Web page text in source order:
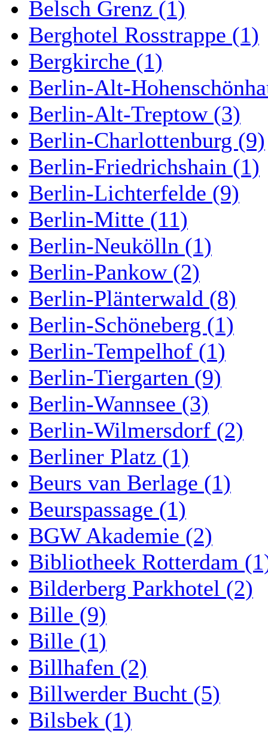
Belsch Grenz (1)
Berghotel Rosstrappe (1)
Bergkirche (1)
Berlin-Alt-
Berlin-Alt-Treptow (3)
Berlin-Charlottenburg (9)
Berlin-Friedrichshain (1)
Berlin-Lichterfelde (9)
Berlin-Mitte (11)
Berlin-Neukölln (1)
Berlin-Pankow (2)
Berlin-Plänterwald (8)
Berlin-Schöneberg (1)
Berlin-Tempelhof (1)
Berlin-Tiergarten (9)
Berlin-Wannsee (3)
Berlin-Wilmersdorf (2)
Berliner Platz (1)
Beurs van Berlage (1)
Beurspassage (1)
BGW Akademie (2)
Bibliotheek Rotterdam
Bilderberg Parkhotel (2)
Bille (9)
Bille (1)
Billhafen (2)
Billwerder Bucht (5)
Bilsbek (1)